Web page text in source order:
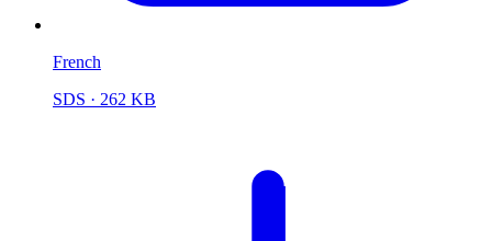
French
SDS · 262 KB